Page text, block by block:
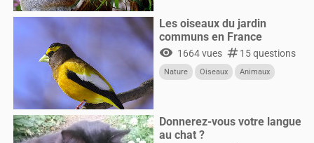
Les oiseaux du jardin
communs en France
visibility 1664 vues numbers15 questions
Nature Oiseaux Animaux
Donnerez-vous votre langue
au chat ?